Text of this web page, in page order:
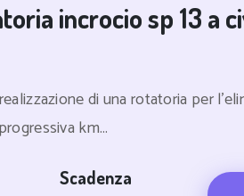
incrocio sp 13 a
di una rotatoria per
km...
Scadenza